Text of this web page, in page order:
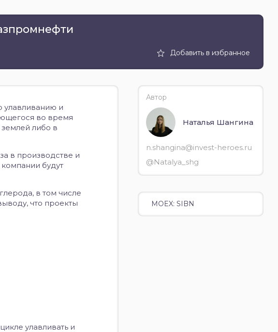
Добавить в избранное
улавливанию и
во время
либо в
в производстве и
будут
в том числе
что проекты
улавливать и
Автор
Наталья Шангина
n.shangina@invest-heroes.ru
@Natalya_shg
MOEX: SIBN